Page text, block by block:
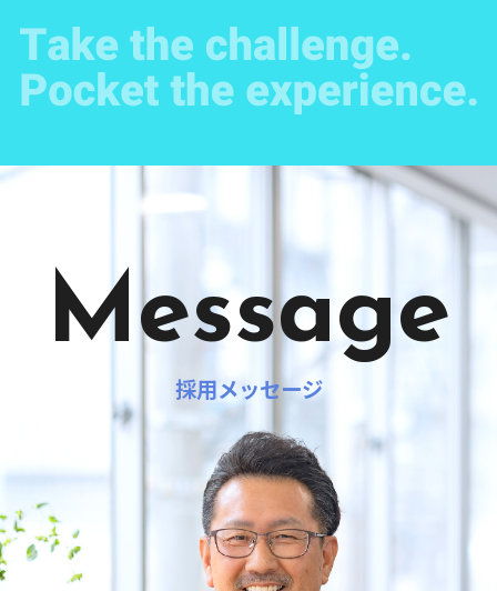
Message
採用メッセージ